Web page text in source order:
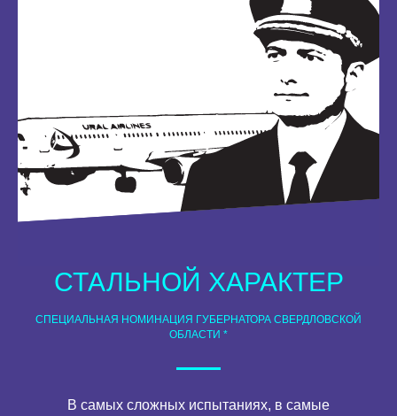
СТАЛЬНОЙ ХАРАКТЕР
СПЕЦИАЛЬНАЯ НОМИНАЦИЯ ГУБЕРНАТОРА СВЕРДЛОВСКОЙ
ОБЛАСТИ *
В самых сложных испытаниях, в самые